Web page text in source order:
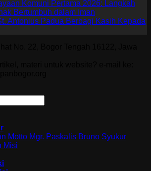
Komuni Pertama 2026: Langkah
Bertumbuh dalam Iman
Antonius Padua Berbagi Kasih Kepada
Motto Mgr. Paskalis Bruno Syukur
Misi